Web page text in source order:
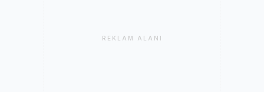
REKLAM ALANI